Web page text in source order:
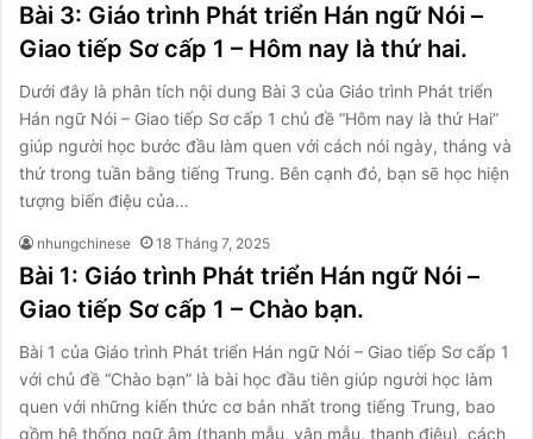
Bài 3: Giáo trình Phát triển Hán ngữ Nói –
Giao tiếp Sơ cấp 1 – Hôm nay là thứ hai.
Dưới đây là phân tích nội dung Bài 3 của Giáo trình Phát triển
Hán ngữ Nói – Giao tiếp Sơ cấp 1 chủ đề “Hôm nay là thứ Hai”
giúp người học bước đầu làm quen với cách nói ngày, tháng và
thứ trong tuần bằng tiếng Trung. Bên cạnh đó, bạn sẽ học hiện
tượng biến điệu của…
nhungchinese 18 Tháng 7, 2025
Bài 1: Giáo trình Phát triển Hán ngữ Nói –
Giao tiếp Sơ cấp 1 – Chào bạn.
Bài 1 của Giáo trình Phát triển Hán ngữ Nói – Giao tiếp Sơ cấp 1
với chủ đề “Chào bạn” là bài học đầu tiên giúp người học làm
quen với những kiến thức cơ bản nhất trong tiếng Trung, bao
gồm hệ thống ngữ âm (thanh mẫu, vận mẫu, thanh điệu), cách